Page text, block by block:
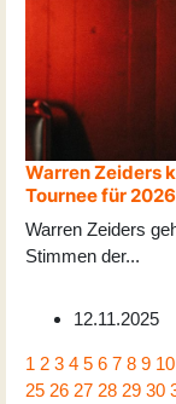
Warren Zeiders
Tournee für
Warren Zeiders
Stimmen der...
12.11.2025
1 2 3 4 5 6 7 8 9 10
25 26 27 28 29 30